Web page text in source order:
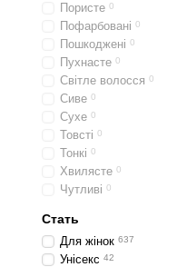
Пористе 0
Пофарбовані 0
Пошкоджені 0
Пухнасте 0
Світле волосся 0
Сиве 0
Сухе 0
Товсті 0
Тонкі 0
Хвилясте 0
Чутливі 0
Стать
Для жінок 637
Унісекс 42